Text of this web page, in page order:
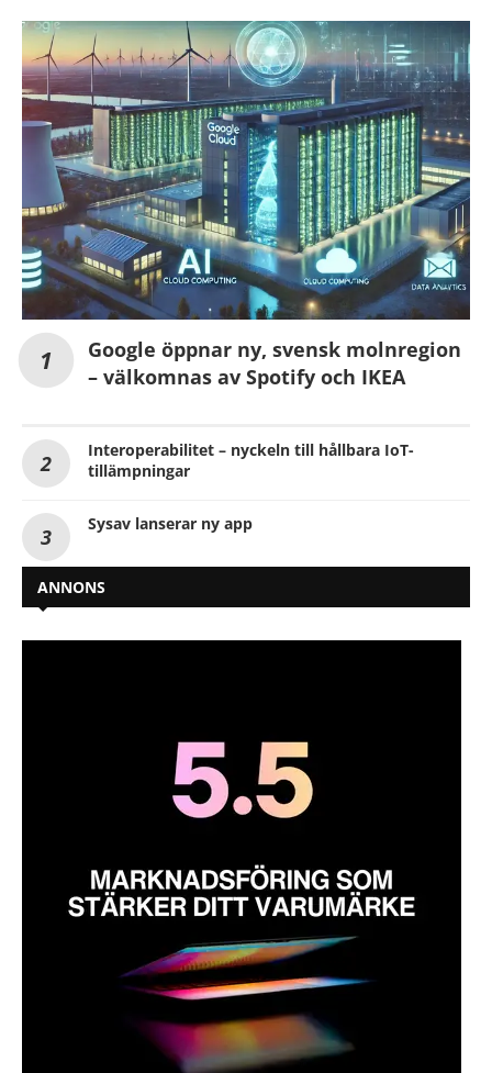
Google öppnar ny, svensk molnregion
– välkomnas av Spotify och IKEA
Interoperabilitet – nyckeln till hållbara IoT-
tillämpningar
Sysav lanserar ny app
ANNONS